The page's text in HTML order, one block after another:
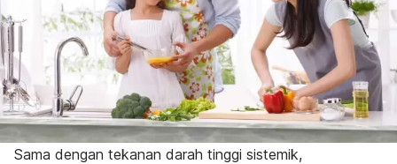
Sama dengan tekanan darah tinggi sistemik,